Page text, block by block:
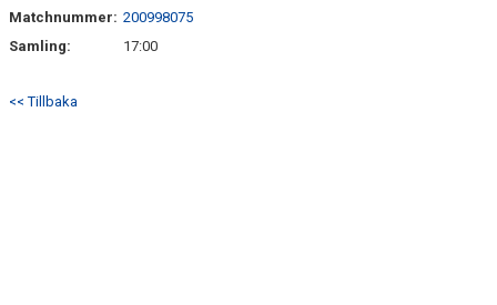
Matchnummer: 200998075
Samling:
17:00
<< Tillbaka